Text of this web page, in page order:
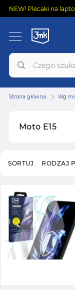
NEW! Plecaki na
Moto E15
Strona główna Wg
RODZAJ
SORTUJ